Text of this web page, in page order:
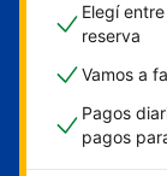
Elegí
reserva
Vamos a
Pagos
pagos